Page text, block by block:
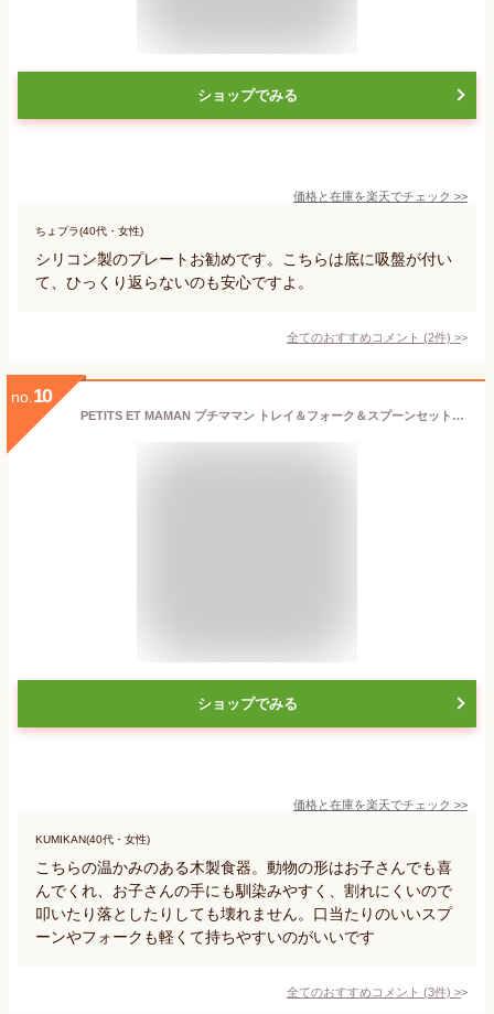
ショップでみる
価格と在庫を楽天でチェック >>
ちょプラ(40代・女性)
シリコン製のプレートお勧めです。こちらは底に吸盤が付い
て、ひっくり返らないのも安心ですよ。
全てのおすすめコメント (2件) >
no. 10
PETITS ET MAMAN プチママン トレイ＆フォーク＆スプーンセット(食器セット 出産祝い 男の子 女の子 食器 木製 ベビー ギフト プレート ギフトセット 木製食器 ベビーギフト 離乳食 ベビー食器 動物 車 おしゃれ 赤ちゃん プレゼント お食い初め 皿 誕生日 6ヶ月)
ショップでみる
価格と在庫を楽天でチェック >>
KUMIKAN(40代・女性)
こちらの温かみのある木製食器。動物の形はお子さんでも喜
んでくれ、お子さんの手にも馴染みやすく、割れにくいので
叩いたり落としたりしても壊れません。口当たりのいいスプ
ーンやフォークも軽くて持ちやすいのがいいです
全てのおすすめコメント (3件) >